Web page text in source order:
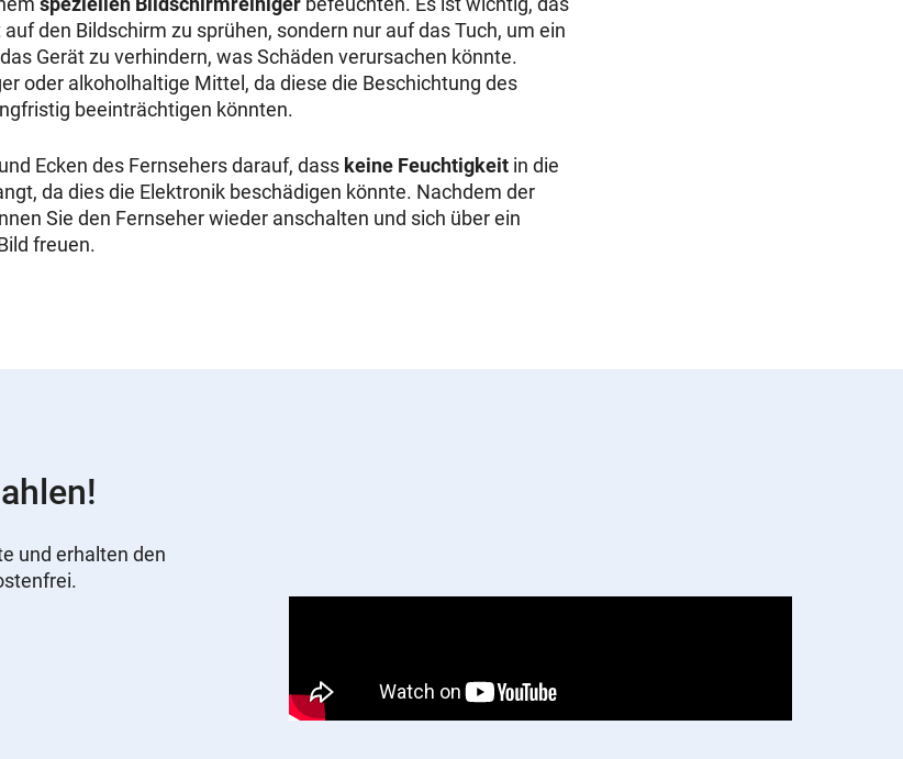
den Bildschirm zu sprühen, sondern nur auf das Tuch, um ein
Gerät zu verhindern, was Schäden verursachen könnte.
oder alkoholhaltige Mittel, da diese die Beschichtung des
beeinträchtigen könnten.
Ecken des Fernsehers darauf, dass keine Feuchtigkeit in die
da dies die Elektronik beschädigen könnte. Nachdem der
Sie den Fernseher wieder anschalten und sich über ein
freuen.
und erhalten den